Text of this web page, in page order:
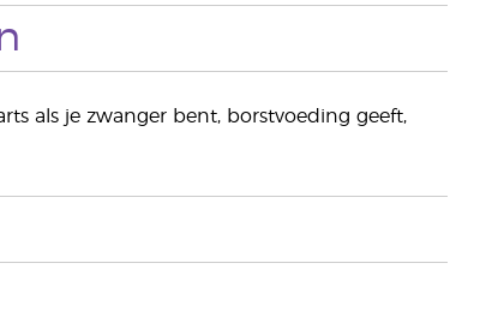
als je zwanger bent, borstvoeding geeft,